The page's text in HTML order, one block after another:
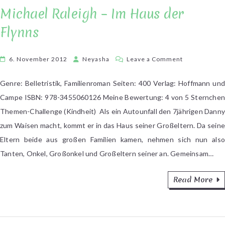
Michael Raleigh – Im Haus der
Flynns
6. November 2012 Neyasha Leave a Comment
Raleigh
–
Haus
der
Flynns
Genre: Belletristik, Familienroman Seiten: 400 Verlag: Hoffmann und
Campe ISBN: 978-3455060126 Meine Bewertung: 4 von 5 Sternchen
Themen-Challenge (Kindheit) Als ein Autounfall den 7jährigen Danny
zum Waisen macht, kommt er in das Haus seiner Großeltern. Da seine
Eltern beide aus großen Familien kamen, nehmen sich nun also
Tanten, Onkel, Großonkel und Großeltern seiner an. Gemeinsam…
Read More